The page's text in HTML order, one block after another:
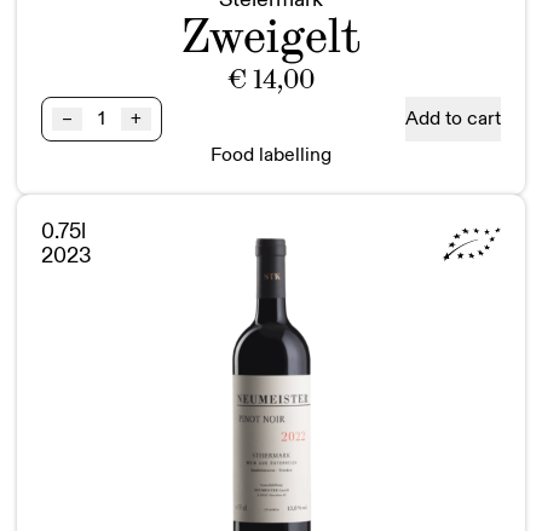
Zweigelt
€ 14,00
–
Zweigelt
BIO
quantity
+
Add to cart
Food labelling
0.75l
2023